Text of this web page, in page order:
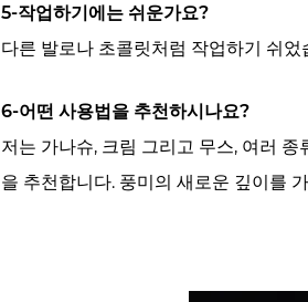
5-작업하기에는 쉬운가요?
다른 발로나 초콜릿처럼 작업하기 쉬
6-어떤 사용법을 추천하시나요?
저는 가나슈, 크림 그리고 무스, 여러
을 추천합니다. 풍미의 새로운 깊이를